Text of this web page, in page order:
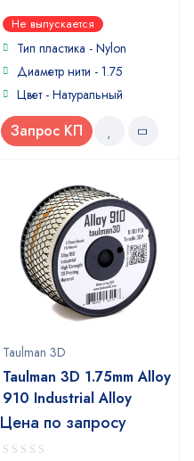
0
out
of
Не выпускается
Тип пластика - Nylon
Диаметр нити - 1.75
Цвет - Натуральный
Запрос КП
Taulman 3D
Taulman 3D 1.75mm Alloy
910 Industrial Alloy
Цена по запросу